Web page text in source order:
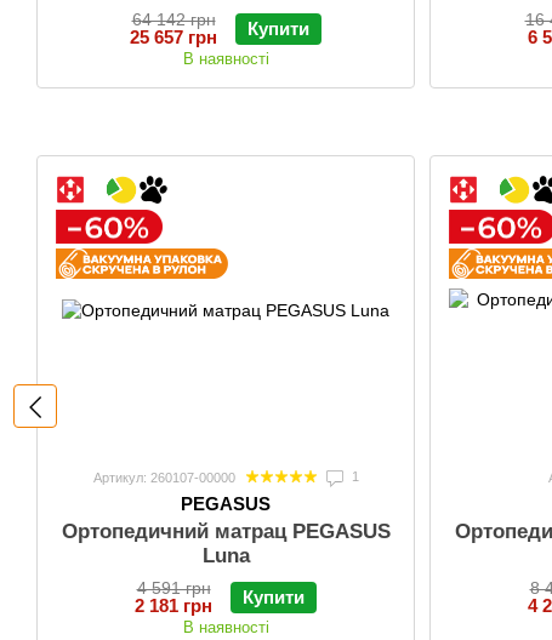
64 142 грн
25 657 грн Купити
В наявності
16
6
Артикул: 260107-00000 1
PEGASUS
Ортопедичний матрац PEGASUS
Luna
4 591 грн
2 181 грн Купити
В наявності
8
4